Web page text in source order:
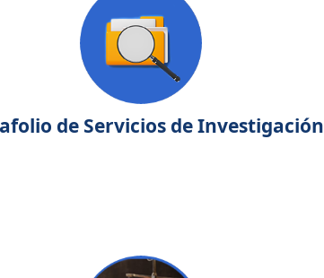
de Servicios de Investigación